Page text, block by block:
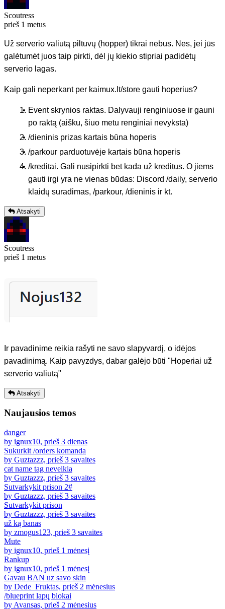
Scoutress
prieš 1 metus
Už serverio valiutą piltuvų (hopper) tikrai nebus. Nes, jei jūs
galėtumėt juos taip pirkti, dėl jų kiekio stipriai padidėtų
serverio lagas.
Kaip gali neperkant per kaimux.lt/store gauti hoperius?
Event skrynios raktas. Dalyvauji renginiuose ir gauni
po raktą (aišku, šiuo metu renginiai nevyksta)
/dieninis prizas kartais būna hoperis
/parkour parduotuvėje kartais būna hoperis
/kreditai. Gali nusipirkti bet kada už kreditus. O jiems
gauti irgi yra ne vienas būdas: Discord /daily, serverio
klaidų suradimas, /parkour, /dieninis ir kt.
Atsakyti
Scoutress
prieš 1 metus
Ir pavadinime reikia rašyti ne savo slapyvardį, o idėjos
pavadinimą. Kaip pavyzdys, dabar galėjo būti "Hoperiai už
serverio valiutą"
Atsakyti
Naujausios temos
danger
by ignux10, prieš 3 dienas
Sukurkit /orders komanda
by Guztazzz, prieš 3 savaites
cat name tag neveikia
by Guztazzz, prieš 3 savaites
Sutvarkykit prison 2#
by Guztazzz, prieš 3 savaites
Sutvarkykit prison
by Guztazzz, prieš 3 savaites
už ką banas
by zmogus123, prieš 3 savaites
Mute
by ignux10, prieš 1 mėnesį
Rankup
by ignux10, prieš 1 mėnesį
Gavau BAN uz savo skin
by Dede_Fruktas, prieš 2 mėnesius
/blueprint lapų blokai
by Avansas, prieš 2 mėnesius